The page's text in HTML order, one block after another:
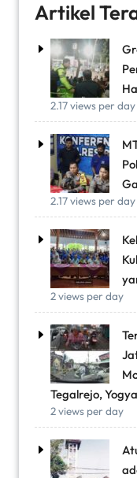
Artikel
2.17 views per day
2.17 views per day
2 views per day
Tegalrejo,
2 views per day